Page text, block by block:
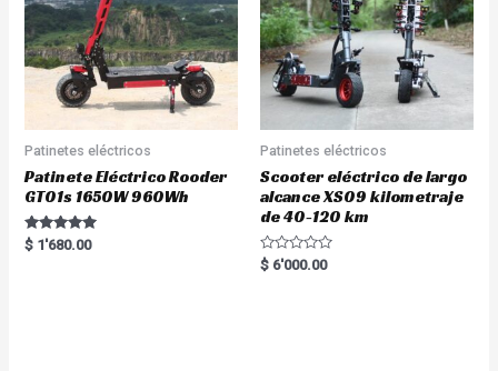
Patinetes eléctricos
Patinete Eléctrico Rooder
GT01s 1650W 960Wh
Rated
5.00
$ 1'680.00
Patinetes eléctricos
Scooter eléctrico de largo
alcance XS09 kilometraje
de 40-120 km
R
a
$ 6'000.00